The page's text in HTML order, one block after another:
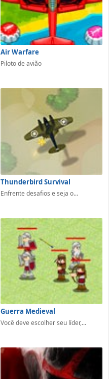
Air Warfare
Piloto de avião
Thunderbird Survival
Enfrente desafios e seja o...
Guerra Medieval
Você deve escolher seu líder,...